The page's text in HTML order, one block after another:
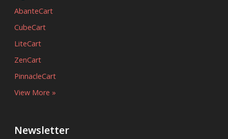
AbanteCart
CubeCart
LiteCart
ZenCart
PinnacleCart
View More »
Newsletter